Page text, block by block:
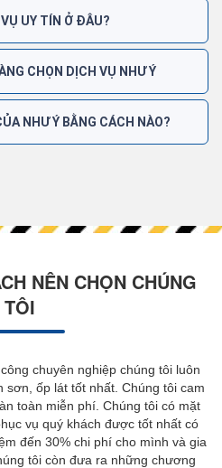
UY TÍN Ở ĐÂU?
CHỌN DỊCH VỤ NHƯ Ý
NHƯ Ý BẰNG CÁCH NÀO?
NÊN CHỌN CHÚNG
TÔI
chuyên nghiệp chúng tôi luôn
ốp lát tốt nhất. Chúng tôi cam
toàn miễn phí. Chúng tôi có mặt
vụ quý khách được tốt nhất có
đến 30% chi phí cho mình và gia
tôi còn đưa ra những chương